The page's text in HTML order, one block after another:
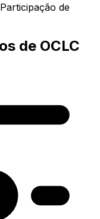
de
de OCLC